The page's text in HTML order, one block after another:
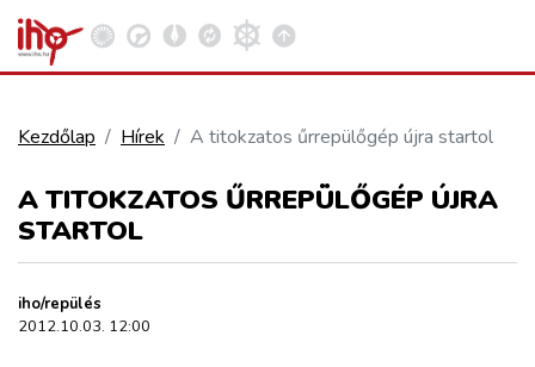
REPÜLÉS
Kezdőlap Hírek A titokzatos űrrepülőgép újra startol
A TITOKZATOS ŰRREPÜLŐGÉP ÚJRA
STARTOL
iho/repülés
2012.10.03. 12:00